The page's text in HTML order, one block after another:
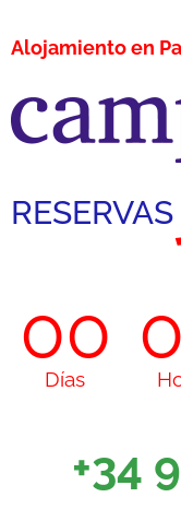
Alojamiento en
RESERVAS
00
Días
+34